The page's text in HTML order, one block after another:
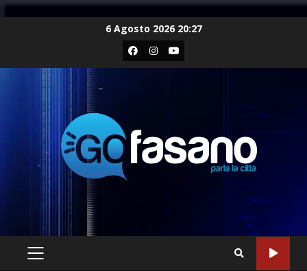
6 Agosto 2026 20:27
Facebook
Instagram
Youtube
PRIMARY